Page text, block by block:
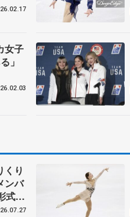
女子
」
くり
ンバ
式、
園子